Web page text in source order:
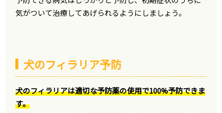
気がついて治療してあげられるようにしましょう。
犬のフィラリア予防
犬のフィラリアは適切な予防薬の使用で100%予防できま
す。